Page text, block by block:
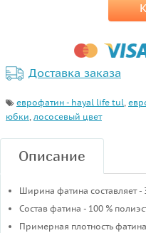
Доставка заказа
еврофатин - hayal life tul,
юбки, лососевый цвет
Описание
Ширина фатина составляет -
Состав фатина - 100 %
Примерная плотность